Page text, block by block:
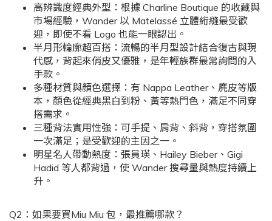
高辨識度經典外型：根據 Charline Boutique 的收藏與
市場經驗，Wander 以 Matelassé 立體絎縫最受歡
迎，即使不看 Logo 也能一眼認出。
半月形輪廓超百搭：流暢的半月型設計結合復古與現
代感，背起來俏皮又優雅，是年輕族群最常詢問的入
手款。
多種材質與顏色選擇：有 Nappa Leather、麂皮等版
本，顏色從經典黑白到粉、黃等熱門色，滿足不同穿
搭需求。
三種背法實用性強：可手提、肩背、斜背，穿搭氛圍
一次滿足；是受歡迎的主因之一。
明星名人帶動熱度：張員瑛、Hailey Bieber、Gigi
Hadid 等人都背過，使 Wander 搜尋量與熱度持續上
升。
Q2：如果要買Miu Miu 包，最推薦哪款？